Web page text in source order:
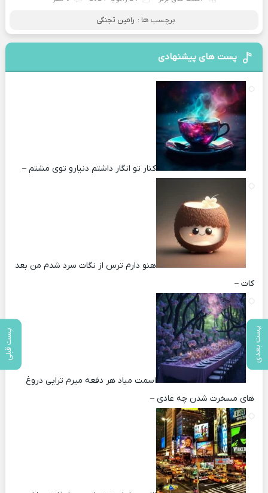
پست بعدی پست قبلی
برچسب ها : رامین تجنگی
پست های پیشنهادی
کنار تو انگار داشتم دنیارو توی مشتم –
هنو دارم ترس از نگات سرد شدم من بعد
کات –
اسمت میاد هر دفعه میرم تراپی دروغ‌
های مسخرت شدن چه عادی –